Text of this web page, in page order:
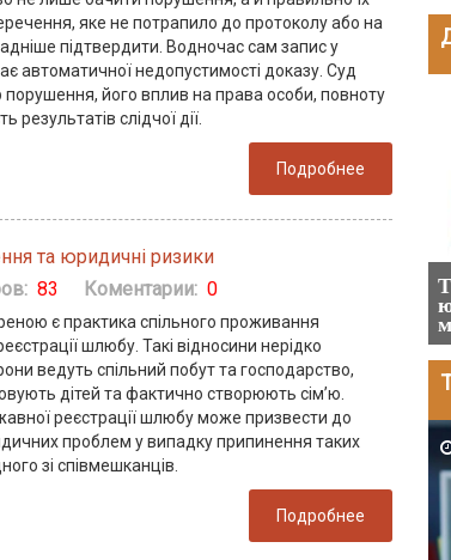
яке не потрапило до протоколу або на
підтвердити. Водночас сам запис у
автоматичної недопустимості доказу. Суд
його вплив на права особи, повноту
результатів слідчої дії.
Подробнее
та юридичні ризики
83 Коментарии: 0
є практика спільного проживання
шлюбу. Такі відносини нерідко
ведуть спільний побут та господарство,
дітей та фактично створюють сім’ю.
реєстрації шлюбу може призвести до
проблем у випадку припинення таких
зі співмешканців.
Подробнее
2024-03-25
Штрафи у цифрах за порушення
трудового законодавства станом на 2024
рік
2025-05-12